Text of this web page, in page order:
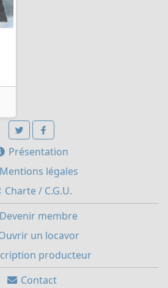
Présentation
Mentions légales
Charte / C.G.U.
Devenir membre
un locavor
producteur
Contact